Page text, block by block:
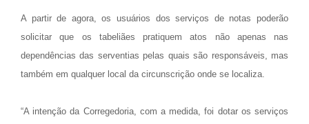
A partir de agora, os usuários dos serviços de notas poderão
solicitar que os tabeliães pratiquem atos não apenas nas
dependências das serventias pelas quais são responsáveis, mas
também em qualquer local da circunscrição onde se localiza.
“A intenção da Corregedoria, com a medida, foi dotar os serviços